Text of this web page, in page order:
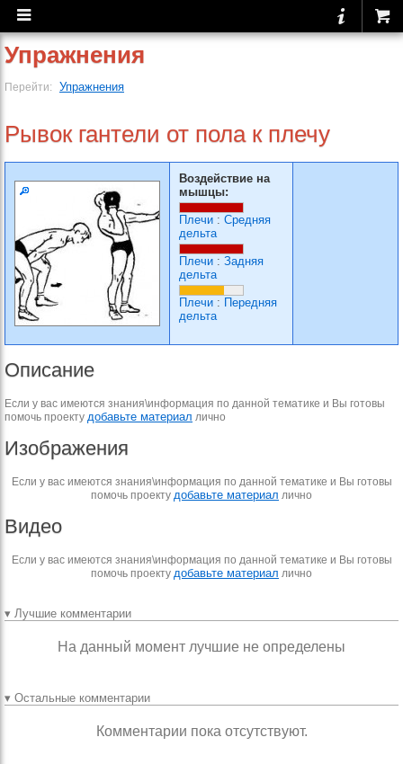
Упражнения
Перейти: Упражнения
Рывок гантели от пола к плечу
Воздействие на
мышцы:
Плечи : Средняя
дельта
Плечи : Задняя
дельта
Плечи : Передняя
дельта
Описание
Если у вас имеются знания\информация по данной тематике и Вы готовы
помочь проекту добавьте материал лично
Изображения
Если у вас имеются знания\информация по данной тематике и Вы готовы
помочь проекту добавьте материал лично
Видео
Если у вас имеются знания\информация по данной тематике и Вы готовы
помочь проекту добавьте материал лично
▾ Лучшие комментарии
На данный момент лучшие не определены
▾ Остальные комментарии
Комментарии пока отсутствуют.